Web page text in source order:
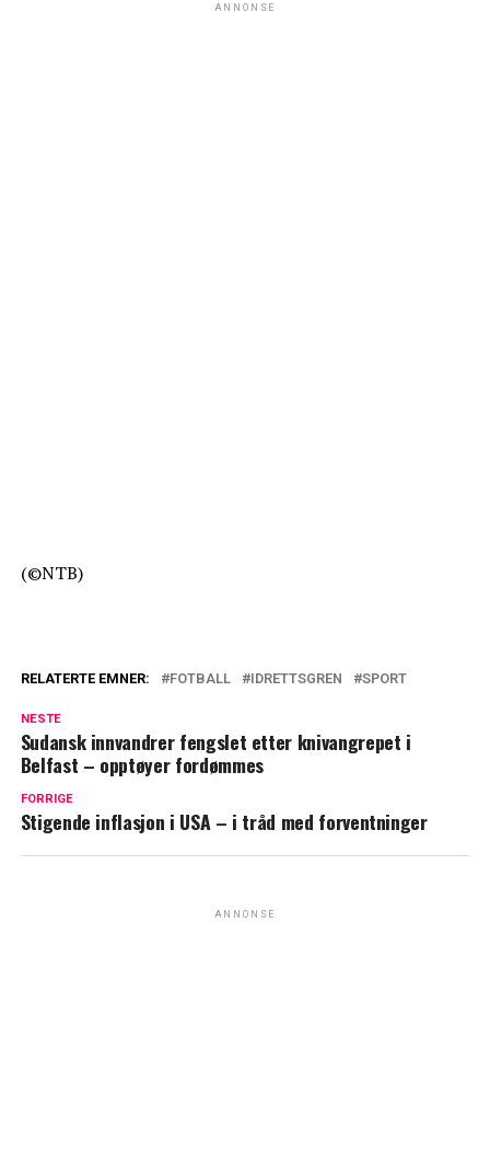
ANNONSE
(©NTB)
RELATERTE EMNER: FOTBALL IDRETTSGREN SPORT
NESTE
Sudansk innvandrer fengslet etter knivangrepet i
Belfast – opptøyer fordømmes
FORRIGE
Stigende inflasjon i USA – i tråd med forventninger
ANNONSE